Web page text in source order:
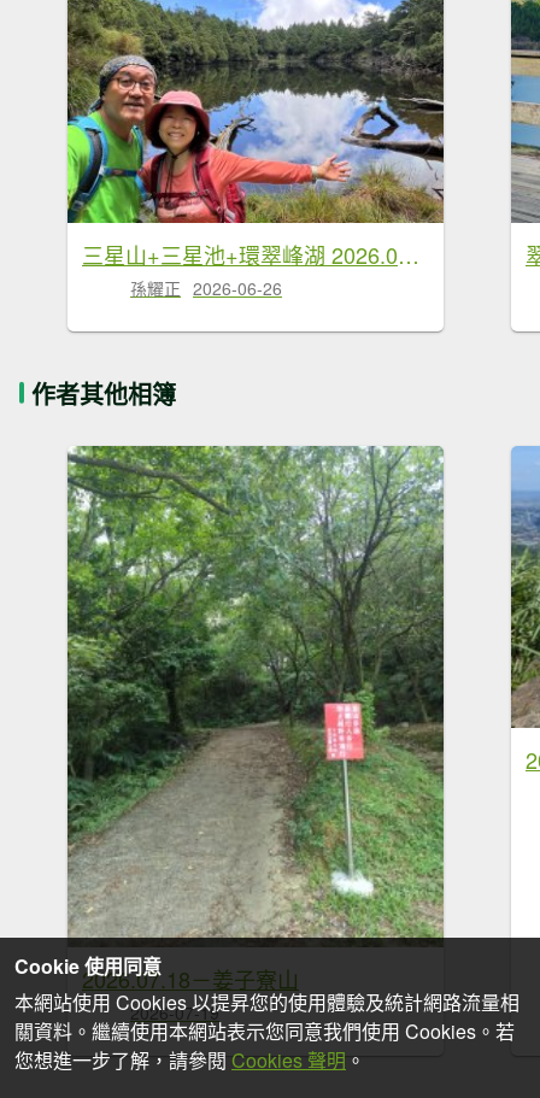
三星山+三星池+環翠峰湖 2026.06.20
孫耀正 2026-06-26
作者其他相簿
2026.07.18－姜子寮山
2026-07-19
Cookie 使用同意
本網站使用 Cookies 以提昇您的使用體驗及統計網路流量相
關資料。繼續使用本網站表示您同意我們使用 Cookies。若
您想進一步了解，請參閱 Cookies 聲明 。